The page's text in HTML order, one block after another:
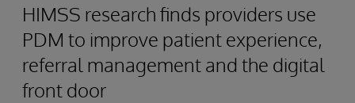
HIMSS research finds providers use
PDM to improve patient experience,
referral management and the digital
front door